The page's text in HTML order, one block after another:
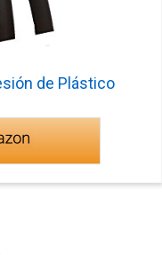
de Plástico